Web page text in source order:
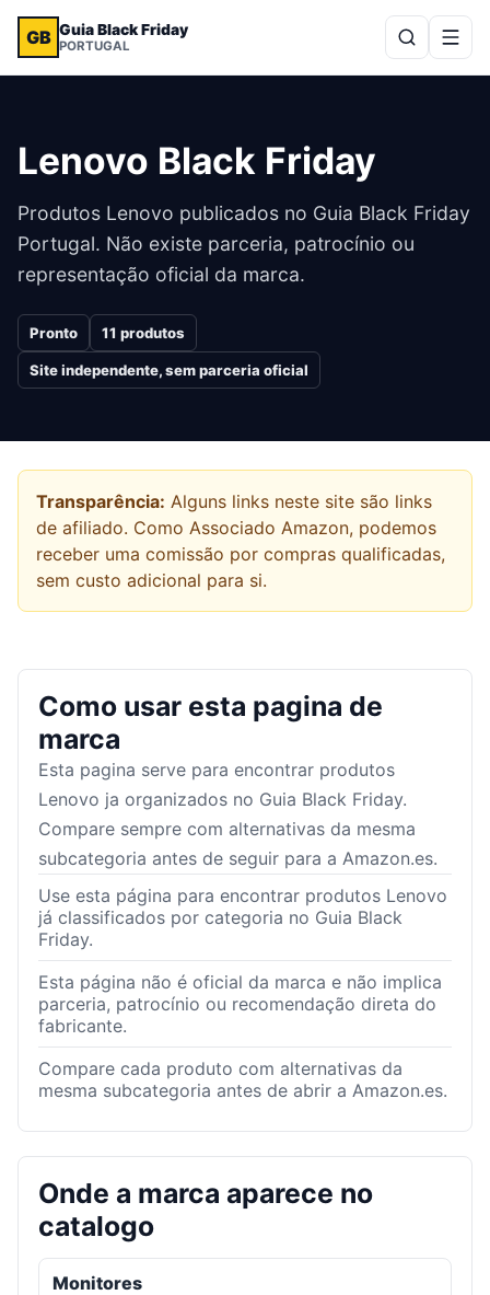
GB Guia Black Friday
PORTUGAL
Lenovo Black Friday
Produtos Lenovo publicados no Guia Black Friday
Portugal. Não existe parceria, patrocínio ou
representação oficial da marca.
Pronto 11 produtos
Site independente, sem parceria oficial
Transparência: Alguns links neste site são links
de afiliado. Como Associado Amazon, podemos
receber uma comissão por compras qualificadas,
sem custo adicional para si.
Como usar esta pagina de
marca
Esta pagina serve para encontrar produtos
Lenovo ja organizados no Guia Black Friday.
Compare sempre com alternativas da mesma
subcategoria antes de seguir para a Amazon.es.
Use esta página para encontrar produtos Lenovo
já classificados por categoria no Guia Black
Friday.
Esta página não é oficial da marca e não implica
parceria, patrocínio ou recomendação direta do
fabricante.
Compare cada produto com alternativas da
mesma subcategoria antes de abrir a Amazon.es.
Onde a marca aparece no
catalogo
Monitores